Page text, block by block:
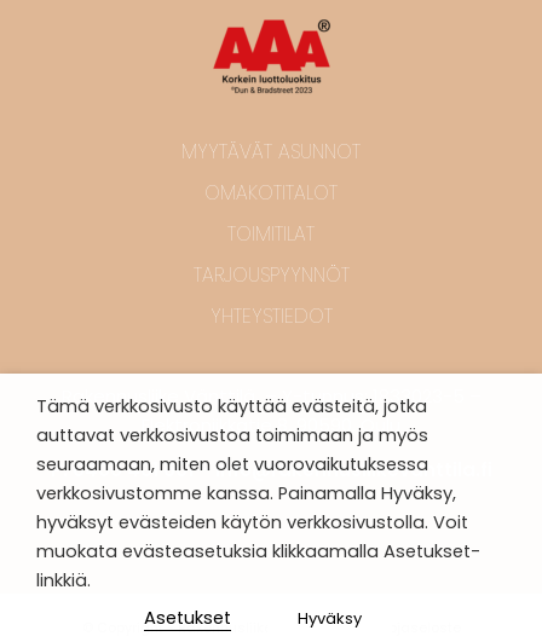
MYYTÄVÄT ASUNNOT
OMAKOTITALOT
TOIMITILAT
TARJOUSPYYNNÖT
YHTEYSTIEDOT
Rakennusliike Vänttilä – Y-tunnus: 1833023-5 –
Elektroniikkatie 8, 90590, Oulu
P. 0400 401 601 – info@rakennusliikevanttila.fi
© Copyright - Rakennusliike Vänttilä |Tietosuojaseloste
Tämä verkkosivusto käyttää evästeitä, jotka
auttavat verkkosivustoa toimimaan ja myös
seuraamaan, miten olet vuorovaikutuksessa
verkkosivustomme kanssa. Painamalla Hyväksy,
hyväksyt evästeiden käytön verkkosivustolla. Voit
muokata evästeasetuksia klikkaamalla Asetukset-
linkkiä.
Asetukset
Hyväksy